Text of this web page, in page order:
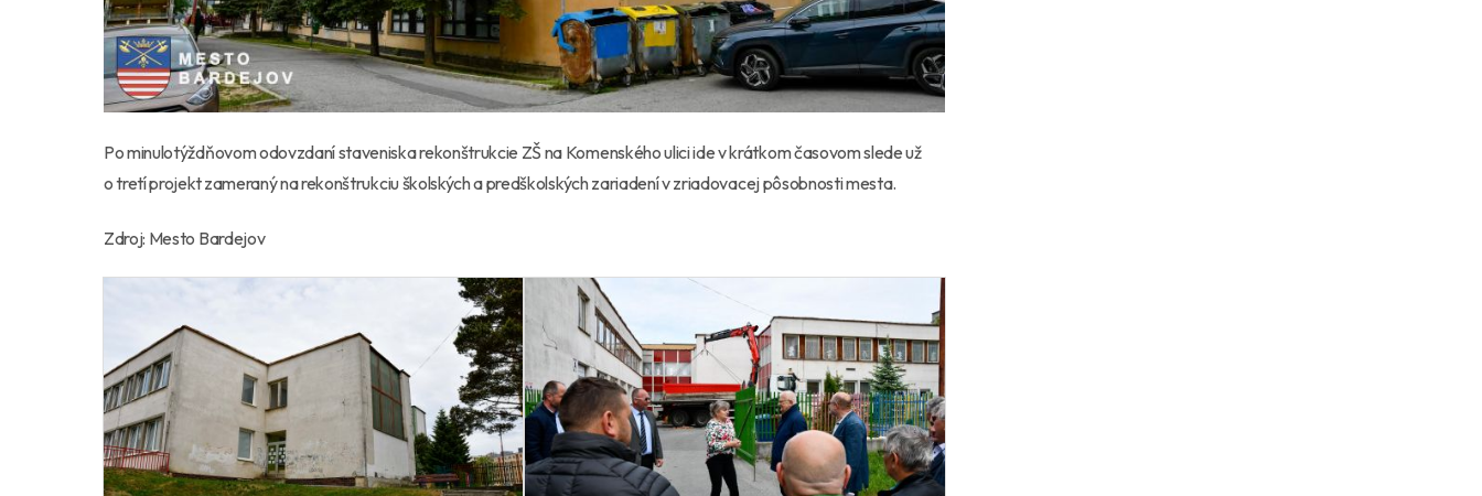
Po minulotýždňovom odovzdaní staveniska rekonštrukcie ZŠ na Komenského ulici ide v krátkom časovom slede už
o tretí projekt zameraný na rekonštrukciu školských a predškolských zariadení v zriadovacej pôsobnosti mesta.
Zdroj: Mesto Bardejov